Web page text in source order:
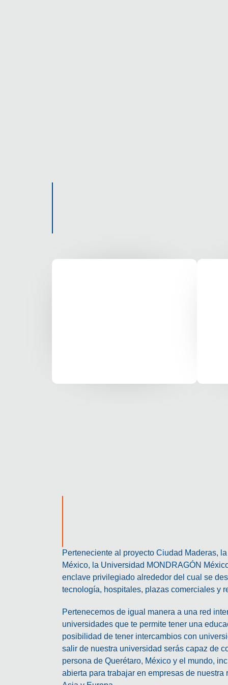
Perteneciente al proyecto Ciudad Maderas,
México, la Universidad MONDRAGÓN
enclave privilegiado alrededor del cual se
tecnología, hospitales, plazas comerciales y
Pertenecemos de igual manera a una red
universidades que te permite tener una
posibilidad de tener intercambios con
salir de nuestra universidad serás capaz de
persona de Querétaro, México y el mundo,
abierta para trabajar en empresas de nuestra